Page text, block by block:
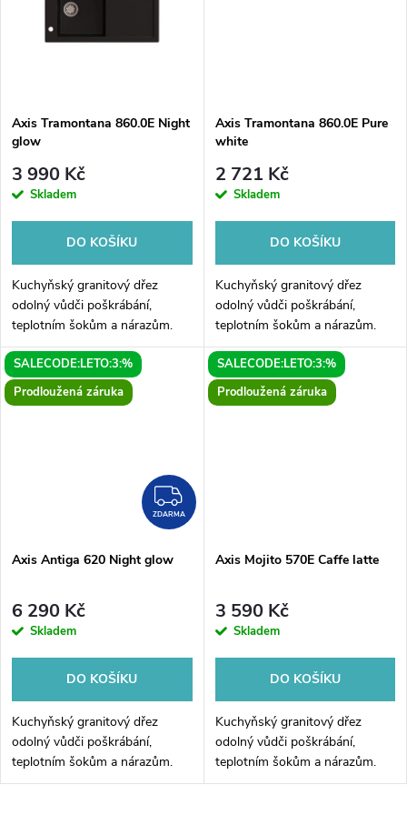
Axis Tramontana 860.0E Night
glow
3 990 Kč
Skladem
DO KOŠÍKU
Kuchyňský granitový dřez
odolný vůdči poškrábání,
teplotním šokům a nárazům.
Směs přírodní pryskyřice a
hustého granitu.
Axis Tramontana 860.0E Pure
white
2 721 Kč
Skladem
DO KOŠÍKU
Kuchyňský granitový dřez
odolný vůdči poškrábání,
teplotním šokům a nárazům.
Směs přírodní pryskyřice a
hustého granitu.
SALECODE:LETO:3:%
Prodloužená záruka
ZDARMA
ZDARMA
Axis Antiga 620 Night glow
6 290 Kč
Skladem
DO KOŠÍKU
Kuchyňský granitový dřez
odolný vůdči poškrábání,
teplotním šokům a nárazům.
Směs přírodní pryskyřice a
SALECODE:LETO:3:%
Prodloužená záruka
Axis Mojito 570E Caffe latte
3 590 Kč
Skladem
DO KOŠÍKU
Kuchyňský granitový dřez
odolný vůdči poškrábání,
teplotním šokům a nárazům.
Směs přírodní pryskyřice a